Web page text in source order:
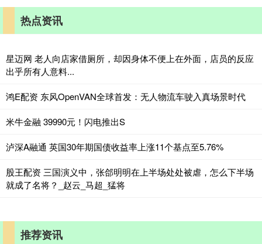
热点资讯
星迈网 老人向店家借厕所，却因身体不便上在外面，店员的反应
出乎所有人意料...
鸿E配资 东风OpenVAN全球首发：无人物流车驶入真场景时代
米牛金融 39990元！闪电推出S
泸深A融通 英国30年期国债收益率上涨11个基点至5.76%
股王配资 三国演义中，张郃明明在上半场处处被虐，怎么下半场
就成了名将？_赵云_马超_猛将
推荐资讯